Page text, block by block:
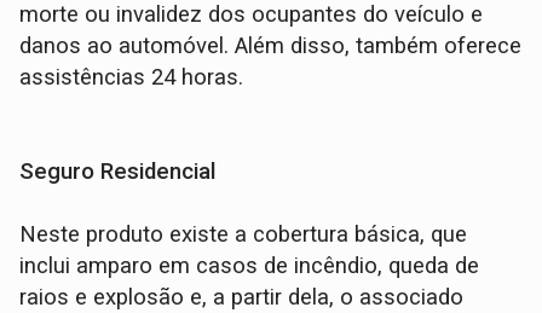
morte ou invalidez dos ocupantes do veículo e
danos ao automóvel. Além disso, também oferece
assistências 24 horas.
Seguro Residencial
Neste produto existe a cobertura básica, que
inclui amparo em casos de incêndio, queda de
raios e explosão e, a partir dela, o associado